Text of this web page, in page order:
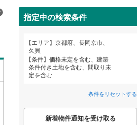
指定中の検索条件
エリア
京都府、長岡京市、
久貝
条件
価格未定を含む、建築
条件付き土地を含む、間取り未
定を含む
条件をリセットする
こ
新着物件通知を受け取る
鹿児島 沖縄
綾部市(1)
亀岡市(11)
長岡京市 (10)
京丹後市(0)
乙訓郡大山崎町
(0)
相楽郡精華町(0)
京福電気鉄道北野線(0)
京阪本線(2)
京阪鴨東線(0)
阪急嵐山線(0)
京都丹後鉄道宮豊線
南道路（1）